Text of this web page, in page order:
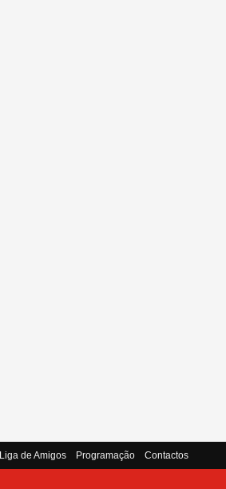
Liga de Amigos Programação Contactos